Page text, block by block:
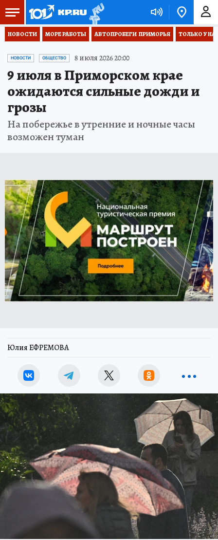
НОВОСТИ МОРЕ РАБОТЫ АВТОПРОБЕГИ  ПРИМОРЬЯ ТОЛЬКО У
НОВОСТИ ОБЩЕСТВО 8 июля 2026 20:00
9 июля в Приморском крае
ожидаются сильные дожди и
грозы
На побережье в утренние и ночные часы
возможен туман
Юлия ЕФРЕМОВА